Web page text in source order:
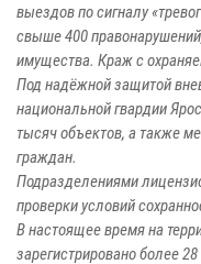
выездов по сигналу
свыше 400
имущества. Краж с
Под надёжной защитой
национальной гвардии
тысяч объектов, а также
граждан.
Подразделениями
проверки условий
В настоящее время на
зарегистрировано более